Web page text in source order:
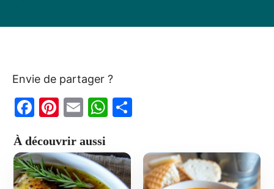
Envie de partager ?
F
c
e
Pi
er
e
E
ai
l
W
s
g
À découvrir aussi